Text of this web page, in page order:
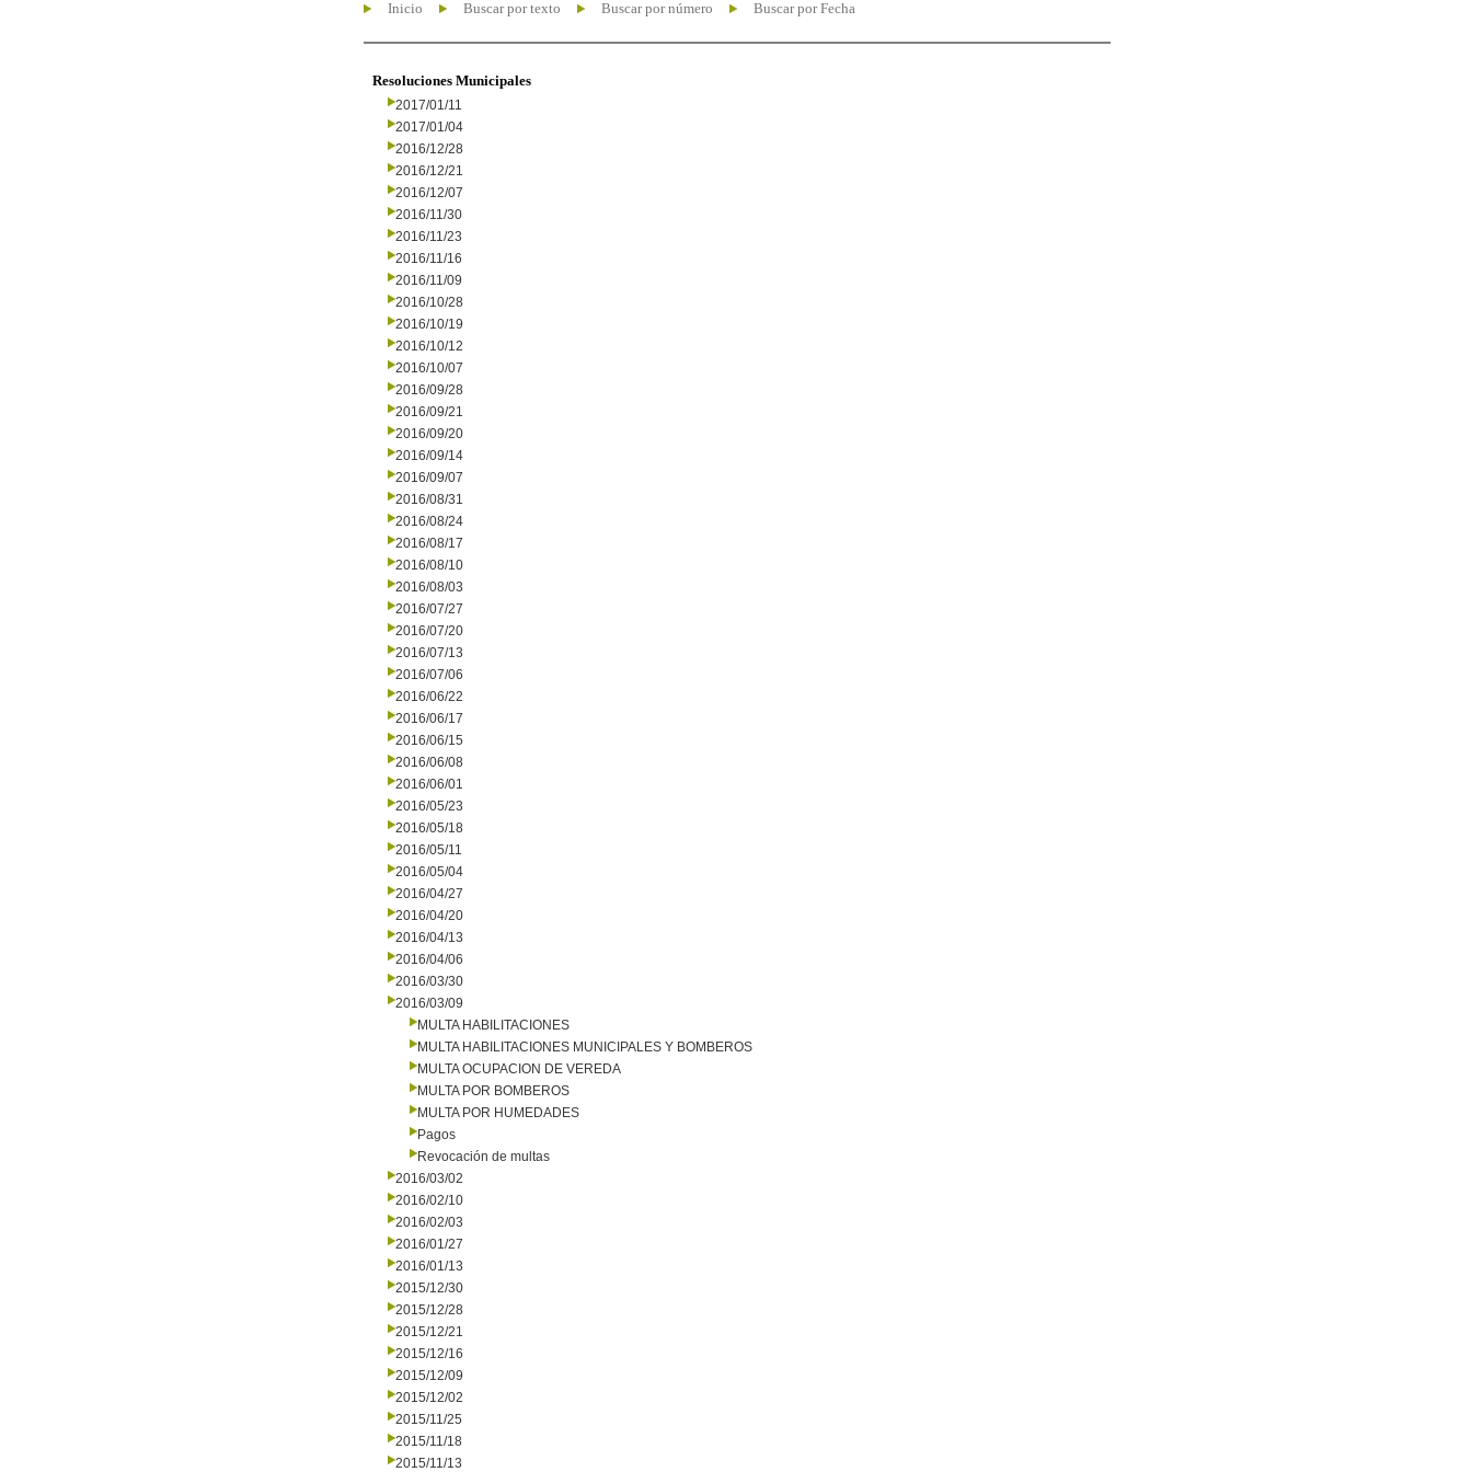
Inicio Buscar por texto Buscar por número Buscar por Fecha
Resoluciones Municipales
2017/01/11
2017/01/04
2016/12/28
2016/12/21
2016/12/07
2016/11/30
2016/11/23
2016/11/16
2016/11/09
2016/10/28
2016/10/19
2016/10/12
2016/10/07
2016/09/28
2016/09/21
2016/09/20
2016/09/14
2016/09/07
2016/08/31
2016/08/24
2016/08/17
2016/08/10
2016/08/03
2016/07/27
2016/07/20
2016/07/13
2016/07/06
2016/06/22
2016/06/17
2016/06/15
2016/06/08
2016/06/01
2016/05/23
2016/05/18
2016/05/11
2016/05/04
2016/04/27
2016/04/20
2016/04/13
2016/04/06
2016/03/30
2016/03/09
MULTA HABILITACIONES
MULTA HABILITACIONES MUNICIPALES Y BOMBEROS
MULTA OCUPACION DE VEREDA
MULTA POR BOMBEROS
MULTA POR HUMEDADES
Pagos
Revocación de multas
2016/03/02
2016/02/10
2016/02/03
2016/01/27
2016/01/13
2015/12/30
2015/12/28
2015/12/21
2015/12/16
2015/12/09
2015/12/02
2015/11/25
2015/11/18
2015/11/13